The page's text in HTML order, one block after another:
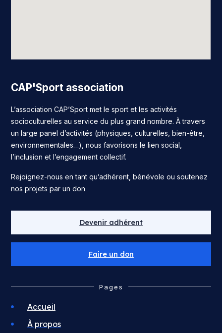
CAP'Sport association
L’association CAP’Sport met le sport et les activités
socioculturelles au service du plus grand nombre. À travers
un large panel d’activités (physiques, culturelles, bien-être,
environnementales…), nous favorisons le lien social,
l’inclusion et l’engagement collectif.
Rejoignez-nous en tant qu’adhérent, bénévole ou soutenez
nos projets par un don
Devenir adhérent
Faire un don
Pages
Accueil
À propos